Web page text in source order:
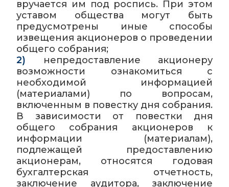
вручается им под роспись. При этом
уставом общества могут быть
предусмотрены иные способы
извещения акционеров о проведении
общего собрания;
2) непредоставление акционеру
возможности ознакомиться с
необходимой информацией
(материалами) по вопросам,
включенным в повестку дня собрания.
В зависимости от повестки дня
общего собрания акционеров к
информации (материалам),
подлежащей предоставлению
акционерам, относятся годовая
бухгалтерская отчетность,
заключение аудитора, заключение